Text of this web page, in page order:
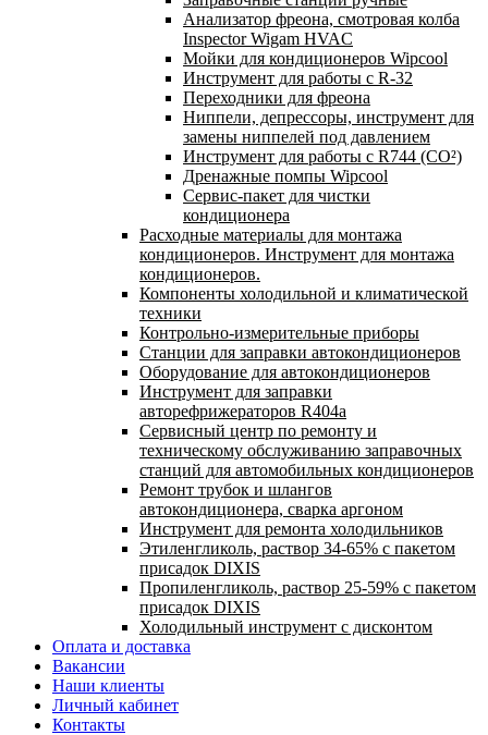
Анализатор фреона, смотровая колба
Inspector Wigam HVAC
Мойки для кондиционеров Wipcool
Инструмент для работы с R-32
Переходники для фреона
Ниппели, депрессоры, инструмент для
замены ниппелей под давлением
Инструмент для работы с R744 (CO²)
Дренажные помпы Wipcool
Сервис-пакет для чистки
кондиционера
Расходные материалы для монтажа
кондиционеров. Инструмент для монтажа
кондиционеров.
Компоненты холодильной и климатической
техники
Контрольно-измерительные приборы
Станции для заправки автокондиционеров
Оборудование для автокондиционеров
Инструмент для заправки
авторефрижераторов R404a
Сервисный центр по ремонту и
техническому обслуживанию заправочных
станций для автомобильных кондиционеров
Ремонт трубок и шлангов
автокондиционера, сварка аргоном
Инструмент для ремонта холодильников
Этиленгликоль, раствор 34-65% с пакетом
присадок DIXIS
Пропиленгликоль, раствор 25-59% с пакетом
присадок DIXIS
Холодильный инструмент с дисконтом
Оплата и доставка
Вакансии
Наши клиенты
Личный кабинет
Контакты